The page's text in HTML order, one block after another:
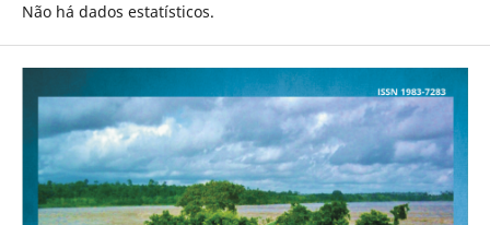
Não há dados estatísticos.